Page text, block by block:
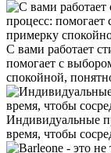
С вами работает
помогает с
спокойной,
Индивидуальные
время, чтобы